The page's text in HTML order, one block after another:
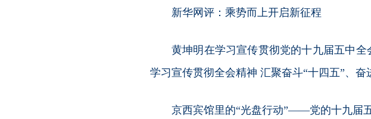
新华网评：乘势而上开启新征程
黄坤明在学习宣传贯彻党的十九届五中
学习宣传贯彻全会精神 汇聚奋斗“十四五”、
京西宾馆里的“光盘行动”——党的十九届